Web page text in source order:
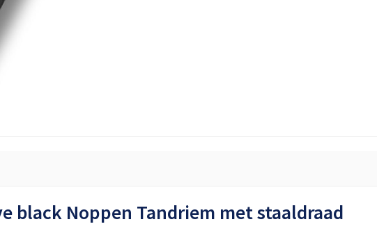
black Noppen Tandriem met staaldraad